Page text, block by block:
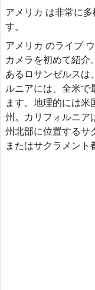
アメリカ は非常に
す。
アメリカ のライブ
カメラを初めて紹
あるロサンゼルスは
ルニアには、全米で
ます。地理的には
州。カリフォルニア
州北部に位置するサ
またはサクラメン